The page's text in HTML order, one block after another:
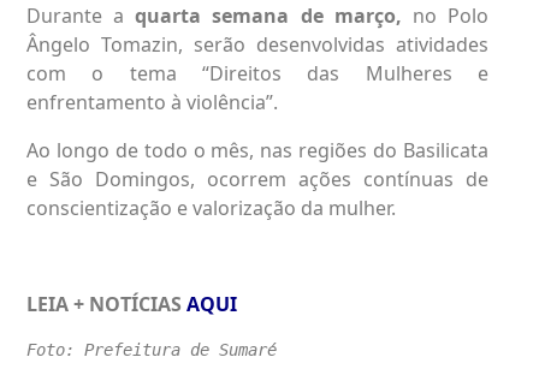
Durante aquarta semana de março, no Polo
Ângelo Tomazin, serão desenvolvidas atividades
com o tema “Direitos das Mulheres e
enfrentamento à violência”.
Ao longo de todo o mês, nas regiões do Basilicata
e São Domingos, ocorrem ações contínuas de
conscientização e valorização da mulher.
LEIA + NOTÍCIAS AQUI
Foto: Prefeitura de Sumaré